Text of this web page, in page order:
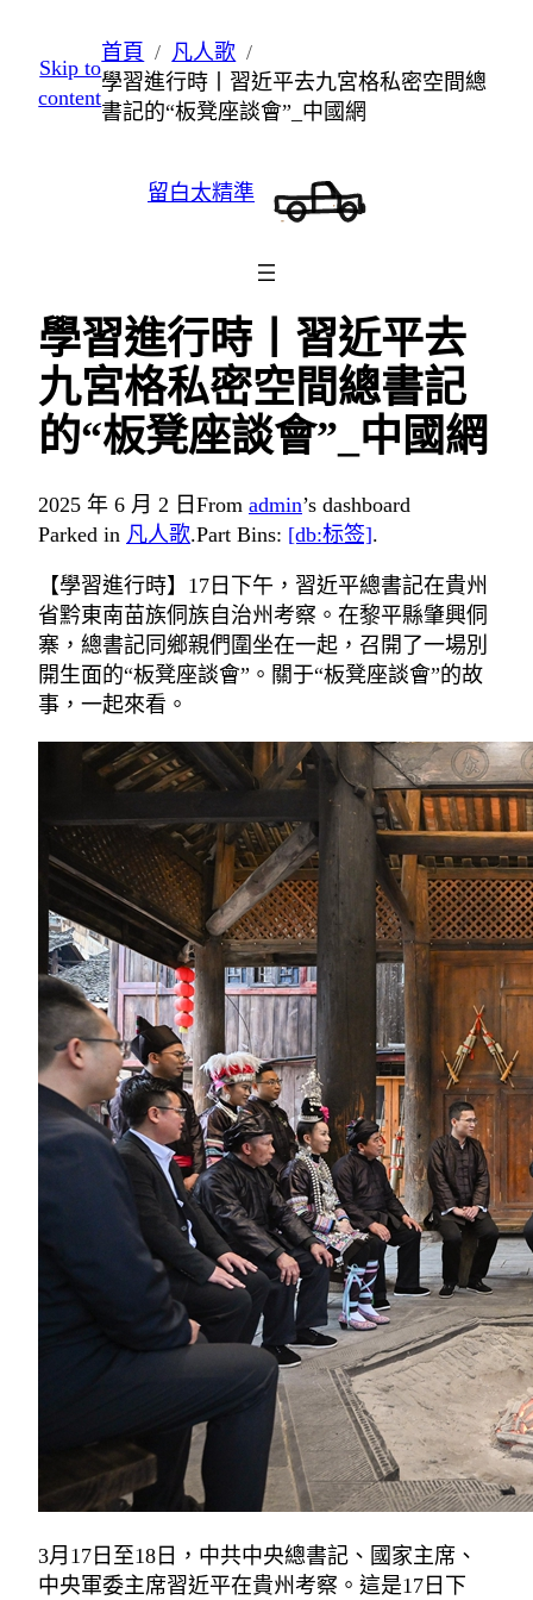
至
主
Skip to
content
首頁
凡人歌
學習進行時丨習近平去九宮格私密空間總
書記的“板凳座談會”_中國網
留白太精準
學習進行時丨習近平去
九宮格私密空間總書記
的“板凳座談會”_中國網
2025 年 6 月 2 日 From admin’s dashboard
Parked in 凡人歌.Part Bins: [db:标签].
【學習進行時】17日下午，習近平總書記在貴州
省黔東南苗族侗族自治州考察。在黎平縣肇興侗
寨，總書記同鄉親們圍坐在一起，召開了一場別
開生面的“板凳座談會”。關于“板凳座談會”的故
事，一起來看。
3月17日至18日，中共中央總書記、國家主席、
中央軍委主席習近平在貴州考察。這是17日下